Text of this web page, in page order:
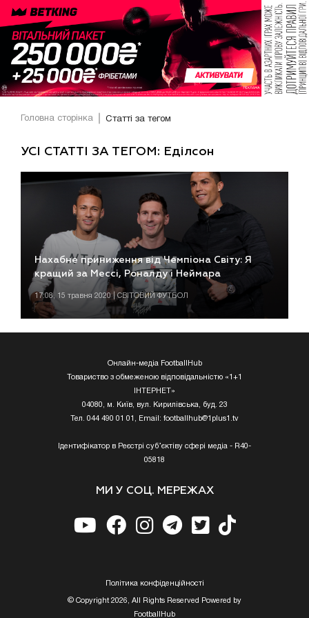
Головна сторінка Статті за тегом
УСІ СТАТТІ ЗА ТЕГОМ: Еділсон
Нахабне приниження від Чемпіона Світу: Я
кращий за Мессі, Роналду і Неймара
17:08, 15 травня 2020 | СВІТОВИЙ ФУТБОЛ
Онлайн-медіа FootballHub
Товариство з обмеженою відповідальністю «1+1
ІНТЕРНЕТ»
04080, м. Київ, вул. Кирилівська, буд. 23
Тел. 044 490 01 01, Email: footballhub@1plus1.tv
Ідентифікатор в Реєстрі суб’єктіву сфері медіа - R40-
05818
МИ У СОЦ. МЕРЕЖАХ
Полiтика конфiденцiйностi
© Copyright 2026, All Rights Reserved Powered by
FootballHub